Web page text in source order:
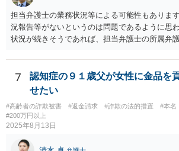
担当弁護士の業務状況等による可能性もありま
況報告等がないというのは問題であるように思
状況が続きそうであれば、担当弁護士の所属弁
7
認知症の９１歳父が女性に金品を
せたい
#高齢者の詐欺被害 #返金請求 #詐欺の法的措置
#本名
#200万円以上
2025年8月13日